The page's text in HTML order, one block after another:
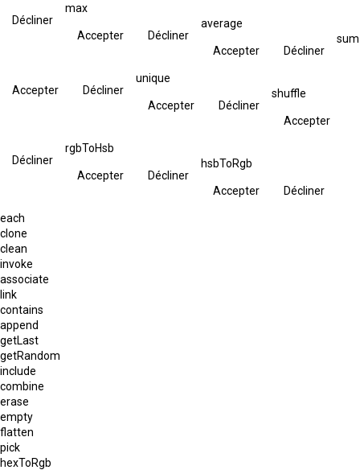
Décliner
max
Accepter Décliner
average
Accepter Décliner
sum
Accepter Décliner
unique
Accepter Décliner
shuffle
Accepter
Décliner
rgbToHsb
Accepter Décliner
hsbToRgb
Accepter Décliner
each
clone
clean
invoke
associate
link
contains
append
getLast
getRandom
include
combine
erase
empty
flatten
pick
hexToRgb